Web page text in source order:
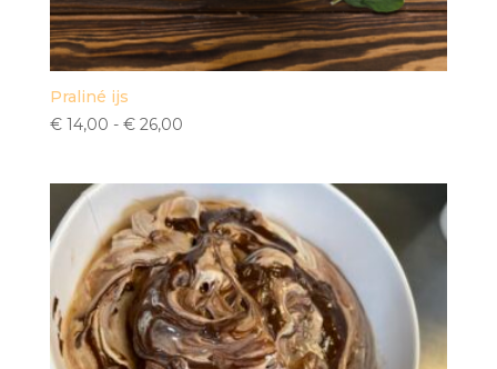
Praliné ijs
€14,00 - €26,00Prijsklasse:
€ 26,00